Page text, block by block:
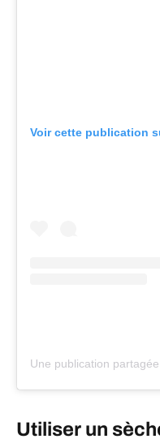
Voir cette publication
Utiliser un